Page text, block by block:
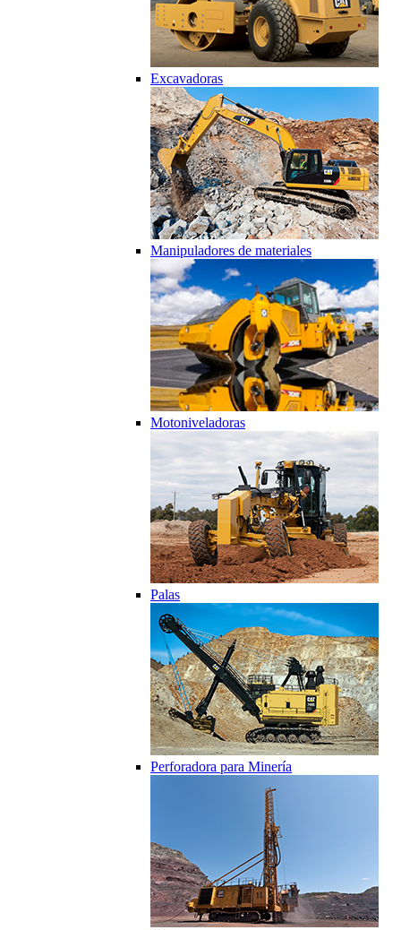
Excavadoras
Manipuladores de materiales
Motoniveladoras
Palas
Perforadora para Minería